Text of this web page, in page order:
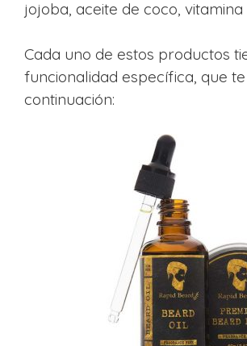
jojoba, aceite de coco, vitamina
Cada uno de estos productos
funcionalidad específica, que
continuación: